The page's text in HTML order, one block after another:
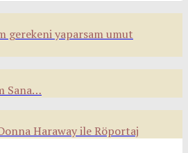
gerekeni yaparsam umut
Sana…
Haraway ile Röportaj